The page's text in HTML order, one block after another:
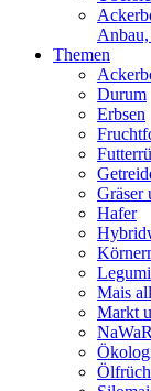
Themen
Durum
Erbsen
Gräser
Hafer
Mais
Markt